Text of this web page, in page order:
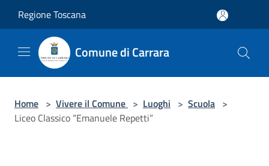
Regione Toscana
Comune di Carrara
Home > Vivere il Comune > Luoghi > Scuola >
Liceo Classico “Emanuele Repetti”